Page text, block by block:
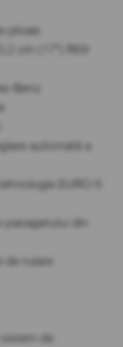
ploaie
cm (17") R69
Benz
automată a
EURO 6
pasagerului din
de rulare
de